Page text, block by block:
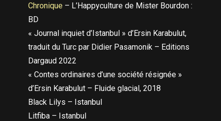
Chronique – L’Happyculture de Mister Bourdon :
BD
« Journal inquiet d’Istanbul » d’Ersin Karabulut,
traduit du Turc par Didier Pasamonik – Editions
Dargaud 2022
« Contes ordinaires d’une société résignée »
d’Ersin Karabulut – Fluide glacial, 2018
Black Lilys – Istanbul
Litfiba – Istanbul